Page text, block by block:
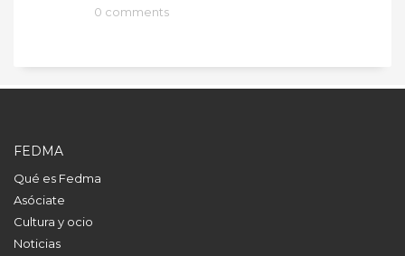
0 comments
FEDMA
Qué es Fedma
Asóciate
Cultura y ocio
Noticias